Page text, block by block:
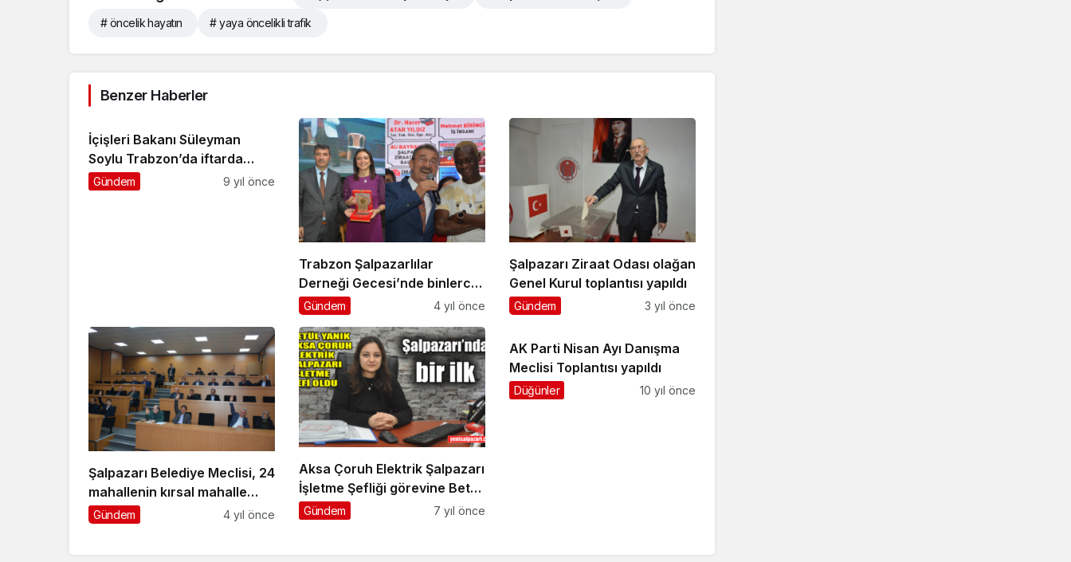
# öncelik hayatın # yaya öncelikli trafik
Benzer Haberler
İçişleri Bakanı Süleyman
Soylu Trabzon’da iftarda
konuştu
Gündem 9 yıl önce
Trabzon Şalpazarlılar
Derneği Gecesi’nde binlerce
kişi doyasıya eğlendi
Gündem 4 yıl önce
Şalpazarı Ziraat Odası olağan
Genel Kurul toplantısı yapıldı
Gündem 3 yıl önce
Şalpazarı Belediye Meclisi, 24
mahallenin kırsal mahalle
olmasını kararlaştırdı
Gündem 4 yıl önce
Aksa Çoruh Elektrik Şalpazarı
İşletme Şefliği görevine Betül
Yanık getirildi
Gündem 7 yıl önce
AK Parti Nisan Ayı Danışma
Meclisi Toplantısı yapıldı
Düğünler 10 yıl önce